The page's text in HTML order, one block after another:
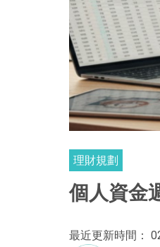
理財規劃
個人資金
最近更新時間：